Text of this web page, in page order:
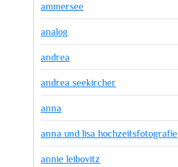
ammersee
analog
andrea
andrea seekircher
anna
anna und lisa hochzeitsfotografie
annie leibovitz